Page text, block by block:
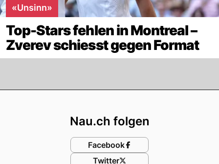
«Unsinn»
Top-Stars fehlen in Montreal –
Zverev schiesst gegen Format
Nau.ch folgen
Facebook
Twitter